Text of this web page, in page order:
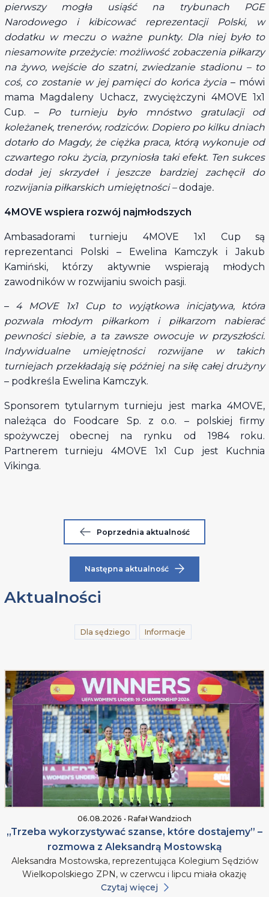
pierwszy mogła usiąść na trybunach PGE
Narodowego i kibicować reprezentacji Polski, w
dodatku w meczu o ważne punkty. Dla niej było to
niesamowite przeżycie: możliwość zobaczenia piłkarzy
na żywo, wejście do szatni, zwiedzanie stadionu – to
coś, co zostanie w jej pamięci do końca życia – mówi
mama Magdaleny Uchacz, zwyciężczyni 4MOVE 1x1
Cup. – Po turnieju było mnóstwo gratulacji od
koleżanek, trenerów, rodziców. Dopiero po kilku dniach
dotarło do Magdy, że ciężka praca, którą wykonuje od
czwartego roku życia, przyniosła taki efekt. Ten sukces
dodał jej skrzydeł i jeszcze bardziej zachęcił do
rozwijania piłkarskich umiejętności –dodaje.
4MOVE wspiera rozwój najmłodszych
Ambasadorami turnieju 4MOVE 1x1 Cup są
reprezentanci Polski – Ewelina Kamczyk i Jakub
Kamiński, którzy aktywnie wspierają młodych
zawodników w rozwijaniu swoich pasji.
– 4 MOVE 1x1 Cup to wyjątkowa inicjatywa, która
pozwala młodym piłkarkom i piłkarzom nabierać
pewności siebie, a ta zawsze owocuje w przyszłości.
Indywidualne umiejętności rozwijane w takich
turniejach przekładają się później na siłę całej drużyny
– podkreśla Ewelina Kamczyk.
Sponsorem tytularnym turnieju jest marka 4MOVE,
należąca do Foodcare Sp. z o.o. – polskiej firmy
spożywczej obecnej na rynku od 1984 roku.
Partnerem turnieju 4MOVE 1x1 Cup jest Kuchnia
Vikinga.
Poprzednia aktualność
Następna aktualność
Aktualności
Dla sędziego Informacje
06.08.2026 • Rafał Wandzioch
„Trzeba wykorzystywać szanse, które dostajemy” –
rozmowa z Aleksandrą Mostowską
Aleksandra Mostowska, reprezentująca Kolegium Sędziów
Wielkopolskiego ZPN, w czerwcu i lipcu miała okazję
Czytaj więcej